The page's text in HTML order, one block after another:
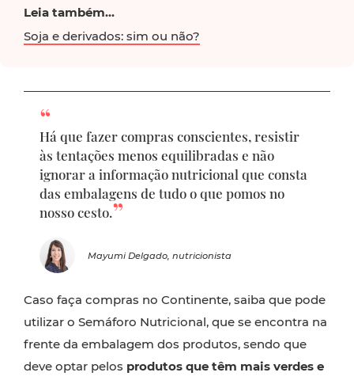
Leia também...
Soja e derivados: sim ou não?
Há que fazer compras conscientes, resistir
às tentações menos equilibradas e não
ignorar a informação nutricional que consta
das embalagens de tudo o que pomos no
nosso cesto.
Mayumi Delgado, nutricionista
Caso faça compras no Continente, saiba que pode
utilizar o Semáforo Nutricional, que se encontra na
frente da embalagem dos produtos, sendo que
deve optar pelos produtos que têm mais verdes e